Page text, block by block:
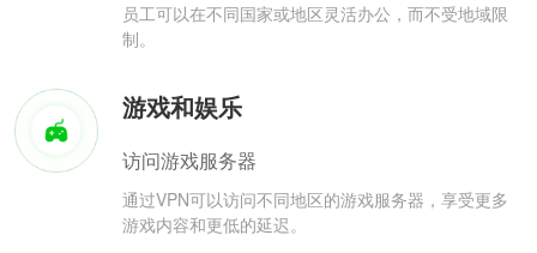
员工可以在不同国家或地区灵活办公，而不受地域限
制。
游戏和娱乐
访问游戏服务器
通过VPN可以访问不同地区的游戏服务器，享受更多
游戏内容和更低的延迟。